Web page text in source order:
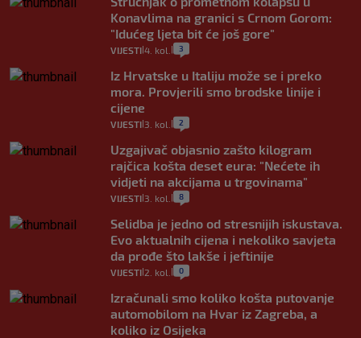
Konavlima na granici s Crnom Gorom:
"Idućeg ljeta bit će još gore"
VIJESTI 4. kol. 3
Iz Hrvatske u Italiju može se i preko
mora. Provjerili smo brodske linije i
cijene
VIJESTI 3. kol. 2
Uzgajivač objasnio zašto kilogram
rajčica košta deset eura: "Nećete ih
vidjeti na akcijama u trgovinama"
VIJESTI 3. kol. 8
Selidba je jedno od stresnijih iskustava.
Evo aktualnih cijena i nekoliko savjeta
da prođe što lakše i jeftinije
VIJESTI 2. kol. 0
Izračunali smo koliko košta putovanje
automobilom na Hvar iz Zagreba, a
koliko iz Osijeka